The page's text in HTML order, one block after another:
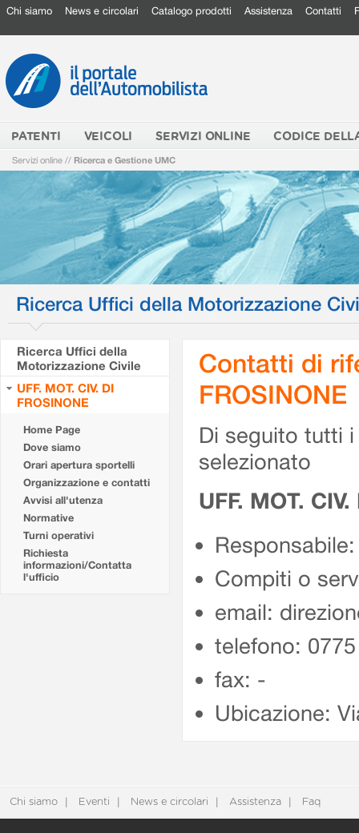
Chi siamo News e circolari Catalogo prodotti Assistenza Contatti
PATENTI VEICOLI SERVIZI ONLINE CODICE
Servizi online // Ricerca e Gestione UMC
Ricerca Uffici della Motorizzazione
Ricerca Uffici della
Motorizzazione Civile
UFF. MOT. CIV. DI
FROSINONE
Home Page
Dove siamo
Orari apertura sportelli
Organizzazione e contatti
Avvisi all'utenza
Normative
Turni operativi
Richiesta
informazioni/Contatta
l'ufficio
Contatti di
FROSINONE
Di seguito tutti
selezionato
UFF. MOT.
Compiti o
email:
telefono:
fax: -
Ubicazione:
Chi siamo Eventi News e circolari Assistenza Faq